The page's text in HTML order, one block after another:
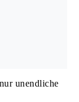
unendliche